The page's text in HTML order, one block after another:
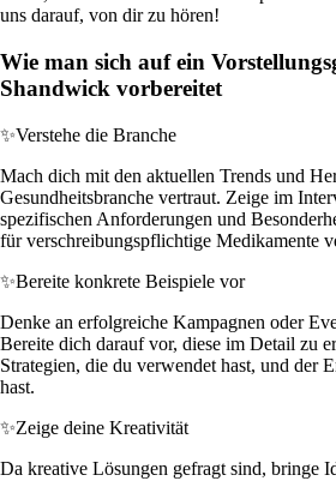
uns darauf, von dir zu hören!
Wie man sich auf ein
Shandwick vorbereitet
✨Verstehe die Branche
Mach dich mit den aktuellen Trends und
Gesundheitsbranche vertraut. Zeige im
spezifischen Anforderungen und
für verschreibungspflichtige Medikamente
✨Bereite konkrete Beispiele vor
Denke an erfolgreiche Kampagnen oder
Bereite dich darauf vor, diese im Detail zu
Strategien, die du verwendet hast, und der
hast.
✨Zeige deine Kreativität
Da kreative Lösungen gefragt sind, bringe